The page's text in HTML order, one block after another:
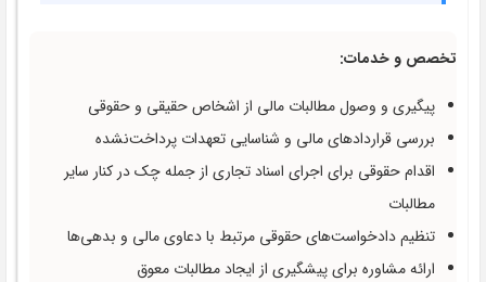
تخصص و خدمات:
پیگیری و وصول مطالبات مالی از اشخاص حقیقی و حقوقی
بررسی قراردادهای مالی و شناسایی تعهدات پرداخت‌نشده
اقدام حقوقی برای اجرای اسناد تجاری از جمله چک در کنار سایر
مطالبات
تنظیم دادخواست‌های حقوقی مرتبط با دعاوی مالی و بدهی‌ها
ارائه مشاوره برای پیشگیری از ایجاد مطالبات معوق